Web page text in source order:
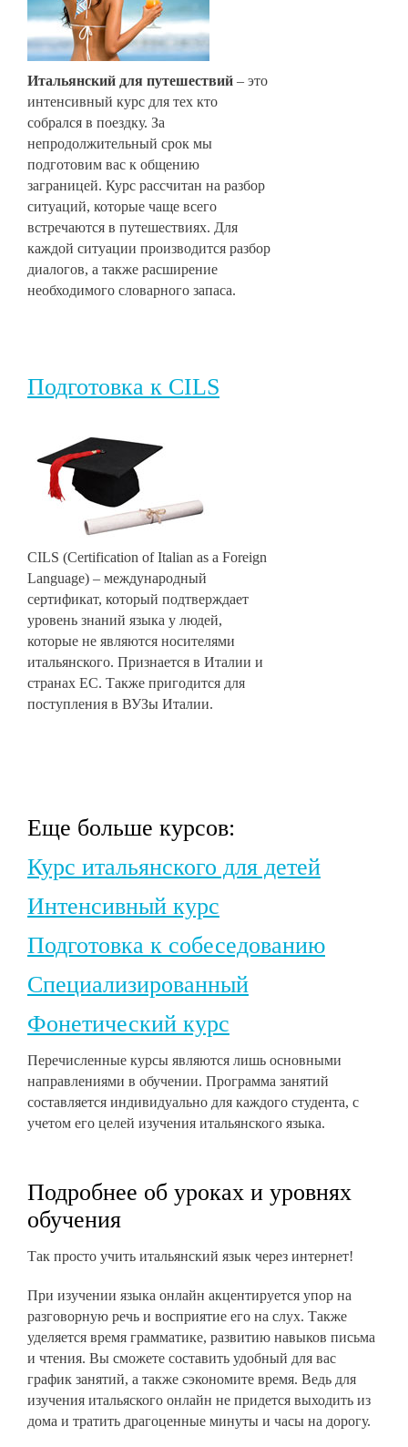
Итальянский для путешествий – это
интенсивный курс для тех кто
собрался в поездку. За
непродолжительный срок мы
подготовим вас к общению
заграницей. Курс рассчитан на разбор
ситуаций, которые чаще всего
встречаются в путешествиях. Для
каждой ситуации производится разбор
диалогов, а также расширение
необходимого словарного запаса.
Подготовка к CILS
CILS (Certification of Italian as a Foreign
Language) – международный
сертификат, который подтверждает
уровень знаний языка у людей,
которые не являются носителями
итальянского. Признается в Италии и
странах ЕС. Также пригодится для
поступления в ВУЗы Италии.
Еще больше курсов:
Курс итальянского для детей
Интенсивный курс
Подготовка к собеседованию
Специализированный
Фонетический курс
Перечисленные курсы являются лишь основными
направлениями в обучении. Программа занятий
составляется индивидуально для каждого студента, с
учетом его целей изучения итальянского языка.
Подробнее об уроках и уровнях
обучения
Так просто учить итальянский язык через интернет!
При изучении языка онлайн акцентируется упор на
разговорную речь и восприятие его на слух. Также
уделяется время грамматике, развитию навыков письма
и чтения. Вы сможете составить удобный для вас
график занятий, а также сэкономите время. Ведь для
изучения итальяского онлайн не придется выходить из
дома и тратить драгоценные минуты и часы на дорогу.